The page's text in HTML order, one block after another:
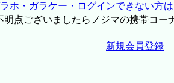
ホ・ガラケー・ログインできない方
点ございましたらノジマの携帯コー
新規会員登録